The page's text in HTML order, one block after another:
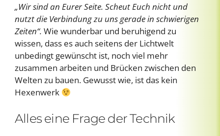
„Wir sind an Eurer Seite. Scheut Euch nicht und
nutzt die Verbindung zu uns gerade in schwierigen
Zeiten“. Wie wunderbar und beruhigend zu
wissen, dass es auch seitens der Lichtwelt
unbedingt gewünscht ist, noch viel mehr
zusammen arbeiten und Brücken zwischen den
Welten zu bauen. Gewusst wie, ist das kein
Hexenwerk
Alles eine Frage der Technik